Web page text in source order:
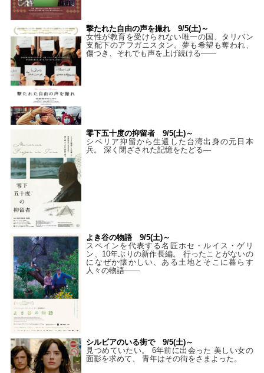
撃たれた自由の声を撮れ 9/5(土)～
女性が教育を受けられない唯一の国、タリバン
支配下のアフガニスタン。夢も希望も奪われ、
傷つき、それでも声を上げ続ける——
零下五十度の抑留者 9/5(土)～
シベリア抑留から生還した台湾出身の元日本
兵。 深く閉ざされた記憶をたどる—
よき谷の物語 9/5(土)～
スペインを代表する名匠ホセ・ルイス・ゲリ
ン、10年ぶりの新作長編。 行ったことがないの
になぜか懐かしい、ある土地とそこに暮らす
人々の物語――
シルビアのいる街で 9/5(土)～
見つめていたい。 6年前に出会った 美しい女の
面影を求めて、 青年はその街をさまよった。